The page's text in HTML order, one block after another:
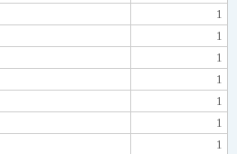
1
1
1
1
1
1
1